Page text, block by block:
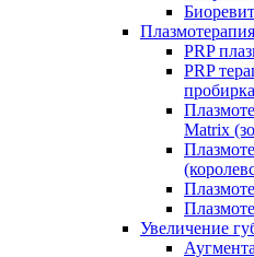
PRP
PRP
Matrix
Увеличение